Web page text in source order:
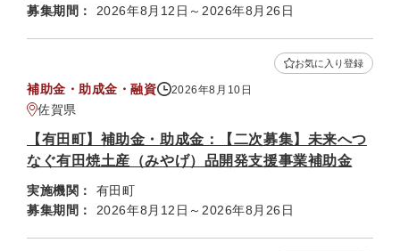
募集期間：
2026年8月12日～2026年8月26日
補助金・助成金・融資 2026年8月10日
佐賀県
お気に入り登録
【有田町】補助金・助成金：【二次募集】未来へつ
なぐ有田焼土産（みやげ）品開発支援事業補助金
実施機関：
有田町
募集期間：
2026年8月12日～2026年8月26日